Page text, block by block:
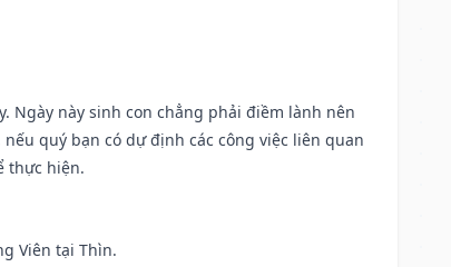
Ngày này sinh con chẳng phải điềm lành nên
nếu quý bạn có dự định các công việc liên quan
thực hiện.
Viên tại Thìn.